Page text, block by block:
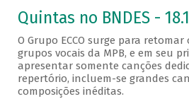
Quintas no BNDES -
O Grupo ECCO surge para
grupos vocais da MPB, e em seu
apresentar somente canções
repertório, incluem-se grandes
composições inéditas.